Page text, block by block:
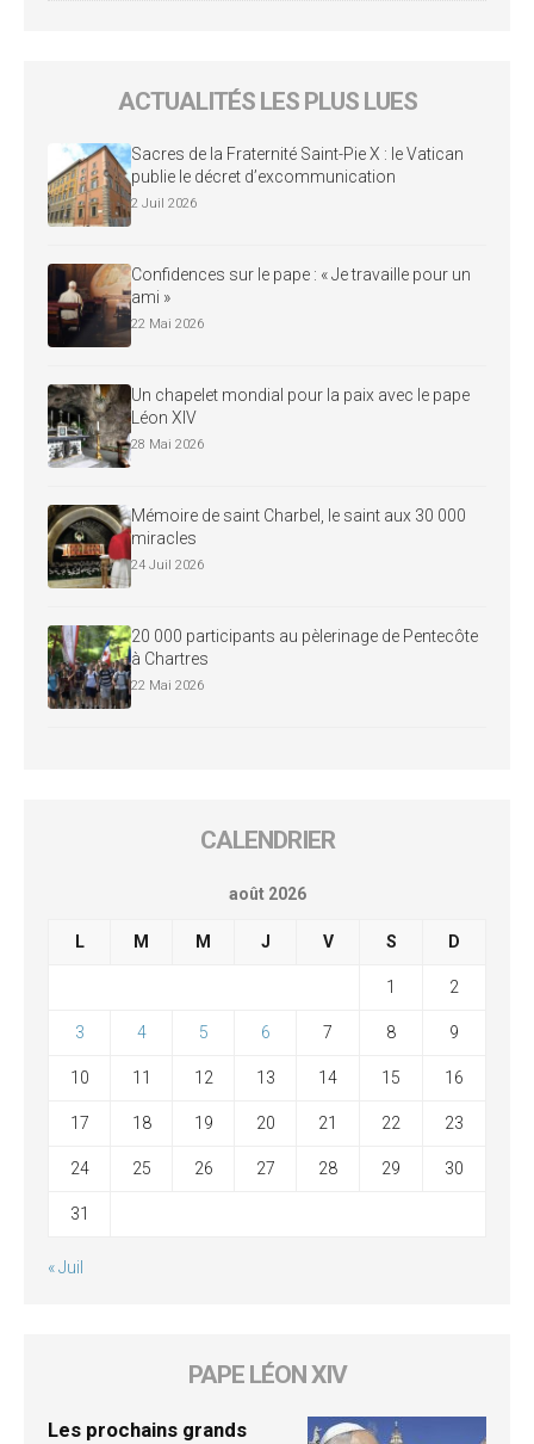
ACTUALITÉS LES PLUS LUES
Sacres de la Fraternité Saint-Pie X : le Vatican
publie le décret d’excommunication
2 Juil 2026
Confidences sur le pape : « Je travaille pour un
ami »
22 Mai 2026
Un chapelet mondial pour la paix avec le pape
Léon XIV
28 Mai 2026
Mémoire de saint Charbel, le saint aux 30 000
miracles
24 Juil 2026
20 000 participants au pèlerinage de Pentecôte
à Chartres
22 Mai 2026
CALENDRIER
août 2026
L M M J V S D
1 2
3 4 5 6 7 8 9
10 11 12 13 14 15 16
17 18 19 20 21 22 23
24 25 26 27 28 29 30
31
« Juil
PAPE LÉON XIV
Les prochains grands